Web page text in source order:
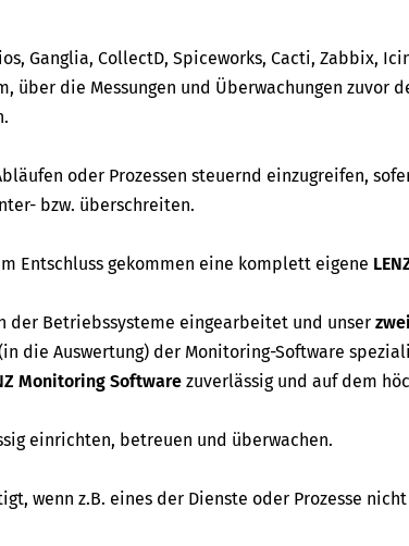
Ganglia, CollectD, Spiceworks, Cacti, Zabbix,
über die Messungen und Überwachungen zuvor
oder Prozessen steuernd einzugreifen,
bzw. überschreiten.
Entschluss gekommen eine komplett eigene
der Betriebssysteme eingearbeitet und unser
die Auswertung) der Monitoring-Software
Monitoring Software zuverlässig und auf dem
einrichten, betreuen und überwachen.
wenn z.B. eines der Dienste oder Prozesse